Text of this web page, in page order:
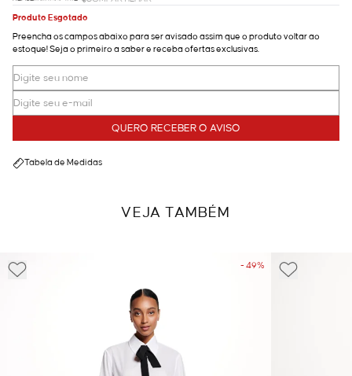
Produto Esgotado
Preencha os campos abaixo para ser avisado assim que o produto voltar ao
estoque! Seja o primeiro a saber e receba ofertas exclusivas.
QUERO RECEBER O AVISO
Tabela de Medidas
VEJA TAMBÉM
- 49%